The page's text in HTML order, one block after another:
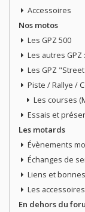
Accessoires
Nos motos
Les GPZ 500
Les autres GPZ
Les GPZ
Piste / Rallye /
Les courses
Essais et
Les motards
Évènements
Échanges de
Liens et
Les
En dehors du